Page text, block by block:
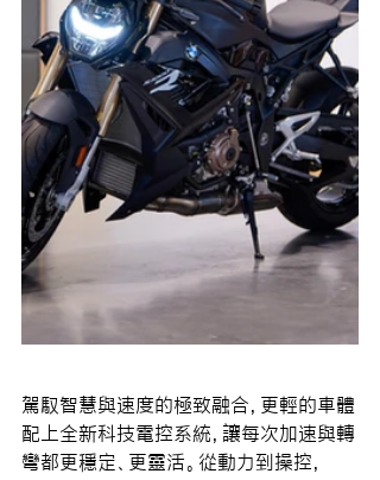
駕馭智慧與速度的極致融合，更輕的車體
配上全新科技電控系統，讓每次加速與轉
彎都更穩定、更靈活。從動力到操控，